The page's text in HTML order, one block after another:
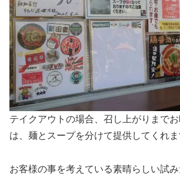
テイクアウトの場合、召し上がりまで
は、麺とスープを分けて提供してくれま
お客様の事を考えている素晴らしい試み